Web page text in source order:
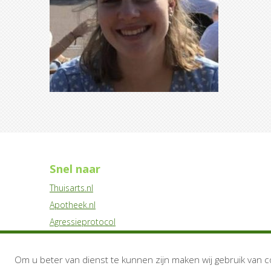
Snel naar
Thuisarts.nl
Apotheek.nl
Agressieprotocol
Disclaimer
Om u beter van dienst te kunnen zijn maken wij gebruik van